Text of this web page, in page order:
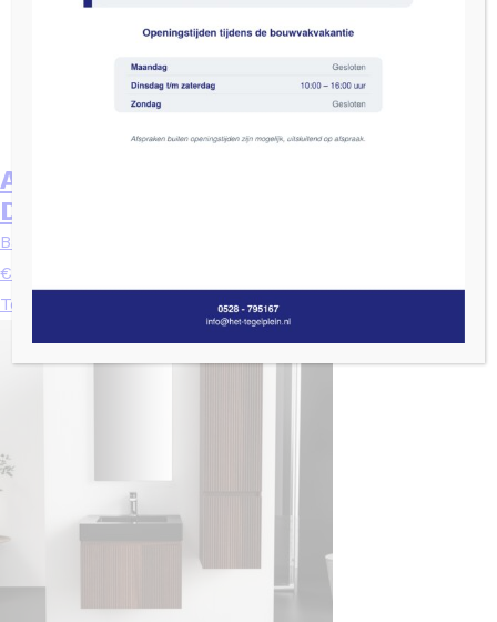
ALONI ELA KOLOMKAST – 2
DEUREN- 35X135X35 CM
Badmeubels
€
Toevoegen aan winkelwagen